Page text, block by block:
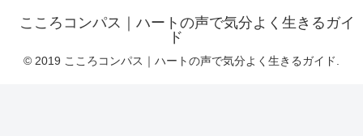
こころコンパス｜ハートの声で気分よく生きるガイ
ド
© 2019 こころコンパス｜ハートの声で気分よく生きるガイド.